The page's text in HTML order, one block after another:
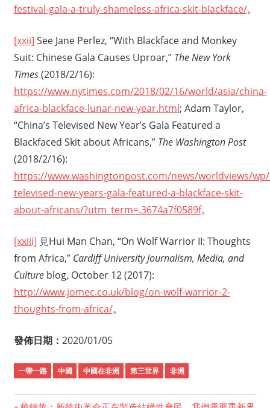
festival-gala-a-truly-shameless-africa-skit-blackface/。
[xxii] See Jane Perlez, “With Blackface and Monkey
Suit: Chinese Gala Causes Uproar,” The New York
Times(2018/2/16):
https://www.nytimes.com/2018/02/16/world/asia/china-
africa-blackface-lunar-new-year.html; Adam Taylor,
“China’s Televised New Year’s Gala Featured a
Blackfaced Skit about Africans,” The Washington Post
(2018/2/16):
https://www.washingtonpost.com/news/worldviews/
televised-new-years-gala-featured-a-blackface-skit-
about-africans/?utm_term=.3674a7f0589f。
[xxiii] 見Hui Man Chan, “On Wolf Warrior II: Thoughts
from Africa,” Cardiff University Journalism, Media, and
Cultureblog, October 12 (2017):
http://www.jomec.co.uk/blog/on-wolf-warrior-2-
thoughts-from-africa/。
發佈日期： 2020/01/05
一帶一路 中國 中國在非洲 第三世界 非洲